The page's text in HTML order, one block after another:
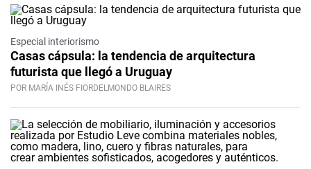
Especial interiorismo
Casas cápsula: la tendencia de arquitectura
futurista que llegó a Uruguay
POR MARÍA INÉS FIORDELMONDO BLAIRES